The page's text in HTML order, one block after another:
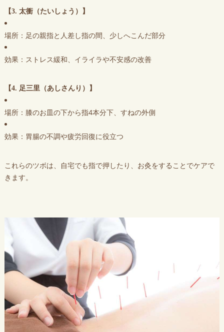
【3. 太衝（たいしょう）】
場所：足の親指と人差し指の間、少しへこんだ部分
効果：ストレス緩和、イライラや不安感の改善
【4. 足三里（あしさんり）】
場所：膝のお皿の下から指4本分下、すねの外側
効果：胃腸の不調や疲労回復に役立つ
これらのツボは、自宅でも指で押したり、お灸をすることでケアで
きます。